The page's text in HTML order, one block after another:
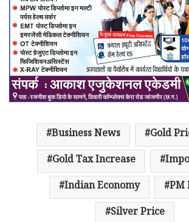
Business News
Gold
Gold Tax Increase
Indian Economy
PM
Silver Price